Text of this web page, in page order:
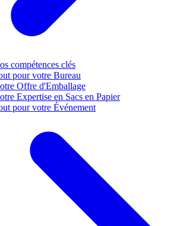
compétences clés
pour votre Bureau
Offre d'Emballage
Expertise en Sacs en Papier
pour votre Événement